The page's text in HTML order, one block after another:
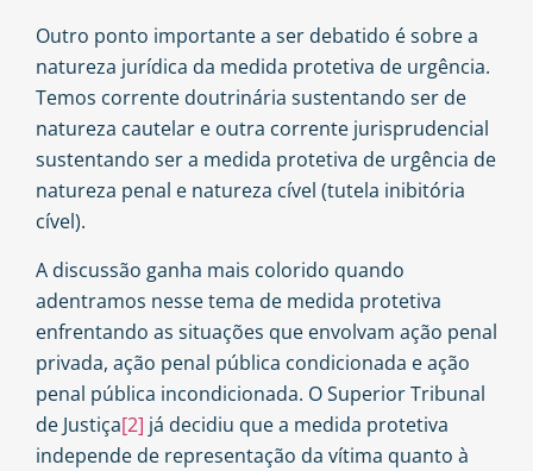
Outro ponto importante a ser debatido é sobre a
natureza jurídica da medida protetiva de urgência.
Temos corrente doutrinária sustentando ser de
natureza cautelar e outra corrente jurisprudencial
sustentando ser a medida protetiva de urgência de
natureza penal e natureza cível (tutela inibitória
cível).
A discussão ganha mais colorido quando
adentramos nesse tema de medida protetiva
enfrentando as situações que envolvam ação penal
privada, ação penal pública condicionada e ação
penal pública incondicionada. O Superior Tribunal
de Justiça[2] já decidiu que a medida protetiva
independe de representação da vítima quanto à